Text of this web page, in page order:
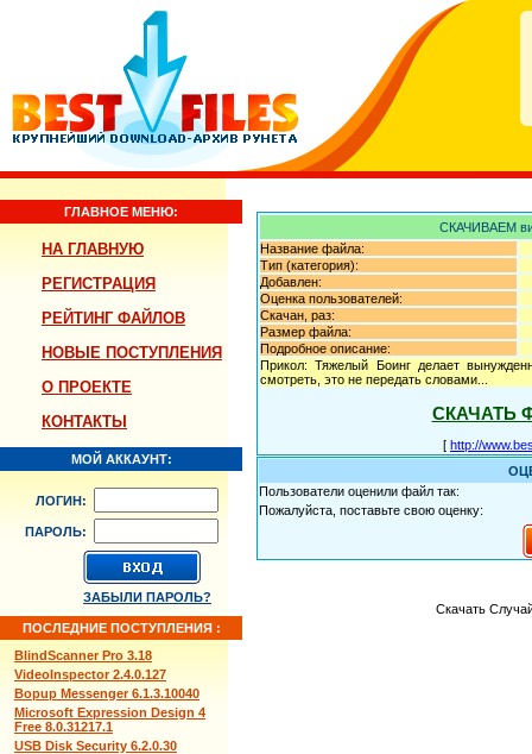
ГЛАВНОЕ МЕНЮ:
НА ГЛАВНУЮ
РЕГИСТРАЦИЯ
РЕЙТИНГ ФАЙЛОВ
НОВЫЕ ПОСТУПЛЕНИЯ
О ПРОЕКТЕ
КОНТАКТЫ
МОЙ АККАУНТ:
ЛОГИН:
ПАРОЛЬ:
ЗАБЫЛИ ПАРОЛЬ?
ПОСЛЕДНИЕ ПОСТУПЛЕНИЯ :
BlindScanner Pro 3.18
VideoInspector 2.4.0.127
Bopup Messenger 6.1.3.10040
Microsoft Expression Design 4
Free 8.0.31217.1
USB Disk Security 6.2.0.30
СКАЧИВАЕМ
Название файла:
Тип (категория):
Добавлен:
Оценка пользователей:
Скачан, раз:
Размер файла:
Подробное описание:
Прикол: Тяжелый Боинг делает
смотреть, это не передать словами...
СКАЧАТЬ
[ http://
Пользователи оценили файл так:
Пожалуйста, поставьте свою оценку:
Скачать